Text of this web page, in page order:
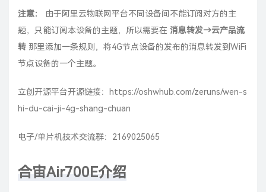
注意：
由于阿里云物联网平台不同设备间不能订阅对方的主
题，只能订阅本设备的主题，所以需要在 消息转发→云产品流
转 那里添加一条规则，将4G节点设备的发布的消息转发到WiFi
节点设备的一个主题。
立创开源平台开源链接：
https://oshwhub.com/zeruns/wen-s
hi-du-cai-ji-4g-shang-chuan
电子/单片机技术交流群： 2169025065
合宙Air700E介绍